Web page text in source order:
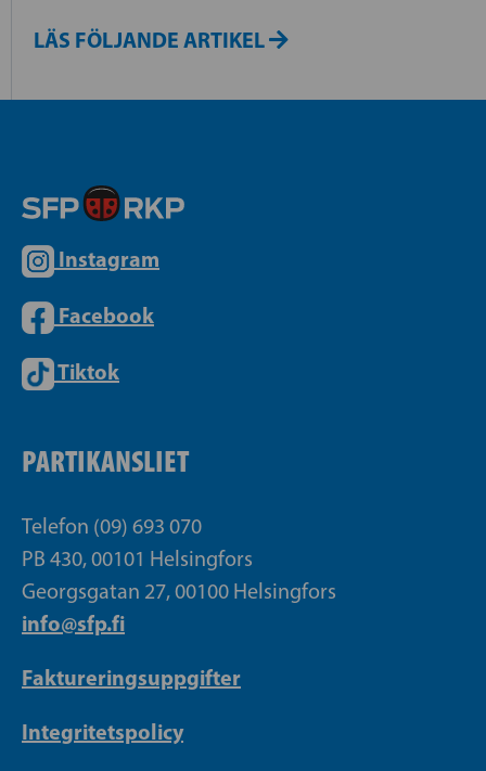
LÄS FÖLJANDE ARTIKEL
Instagram
Facebook
Tiktok
PARTIKANSLIET
Telefon (09) 693 070
PB 430, 00101 Helsingfors
Georgsgatan 27, 00100 Helsingfors
info@sfp.fi
Faktureringsuppgifter
Integritetspolicy